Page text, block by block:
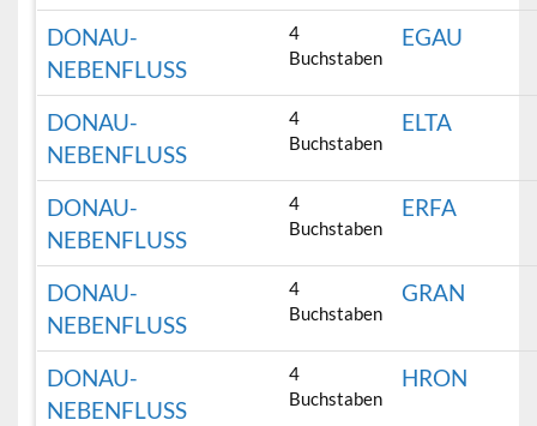
DONAU-
NEBENFLUSS
4
Buchstaben
EGAU
DONAU-
NEBENFLUSS
4
Buchstaben
ELTA
DONAU-
NEBENFLUSS
4
Buchstaben
ERFA
DONAU-
NEBENFLUSS
4
Buchstaben
GRAN
DONAU-
NEBENFLUSS
4
Buchstaben
HRON